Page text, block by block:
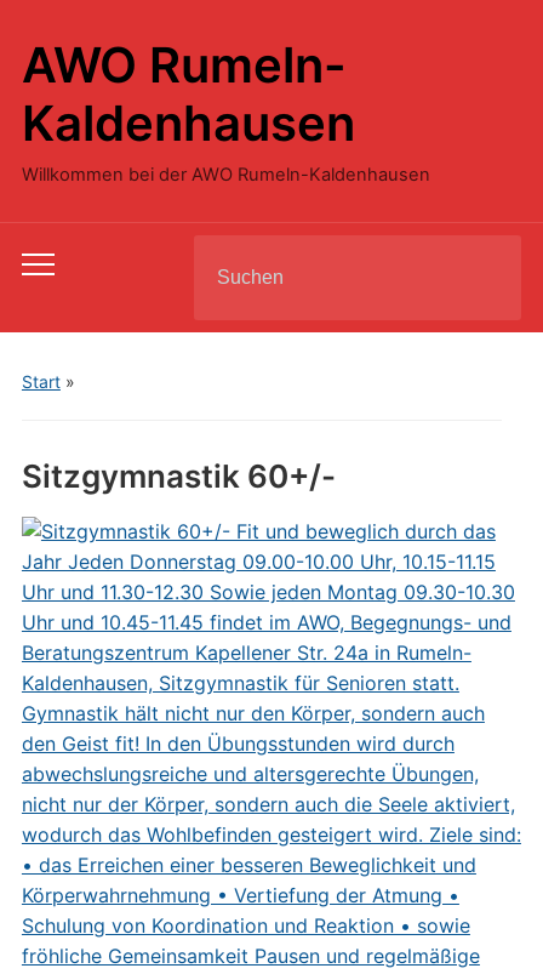
AWO Rumeln-
Kaldenhausen
Willkommen bei der AWO Rumeln-Kaldenhausen
Toggle
menu
for:
Start»
Sitzgymnastik 60+/-